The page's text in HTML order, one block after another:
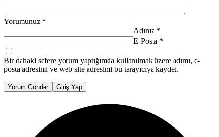
Yorumunuz *
Adınız *
E-Posta *
Bir dahaki sefere yorum yaptığımda kullanılmak üzere adımı, e-
posta adresimi ve web site adresimi bu tarayıcıya kaydet.
Yorum Gönder Giriş Yap